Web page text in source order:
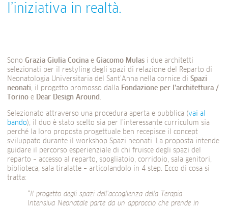
l’iniziativa in realtà.
Sono Grazia Giulia Cocina e Giacomo Mulas i due architetti
selezionati per il restyling degli spazi di relazione del Reparto di
Neonatologia Universitaria del Sant’Anna nella cornice di Spazi
neonati, il progetto promosso dalla Fondazione per l’architettura /
Torino e Dear Design Around .
Selezionato attraverso una procedura aperta e pubblica (vai al
bando), il duo è stato scelto sia per l’interessante curriculum sia
perché la loro proposta progettuale ben recepisce il concept
sviluppato durante il workshop Spazi neonati. La proposta intende
guidare il percorso esperienziale di chi fruisce degli spazi del
reparto – accesso al reparto, spogliatoio, corridoio, sala genitori,
biblioteca, sala tiralatte – articolandolo in 4 step. Ecco di cosa si
tratta:
“Il progetto degli spazi dell’accoglienza della Terapia
Intensiva Neonatale parte da un approccio che prende in